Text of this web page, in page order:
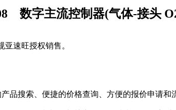
数字主流控制器(气体-接头
速旺授权销售。
品搜索、便捷的价格查询、方便的报价申请和